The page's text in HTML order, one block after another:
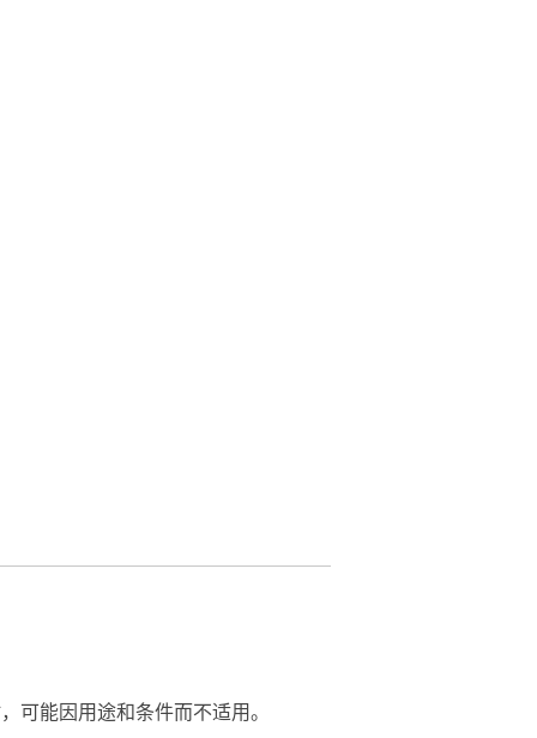
可能因用途和条件而不适用。